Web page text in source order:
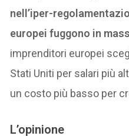
nell’iper-
europei fuggono in
imprenditori europei
Stati Uniti per salari più
un costo più basso per
L’opinione